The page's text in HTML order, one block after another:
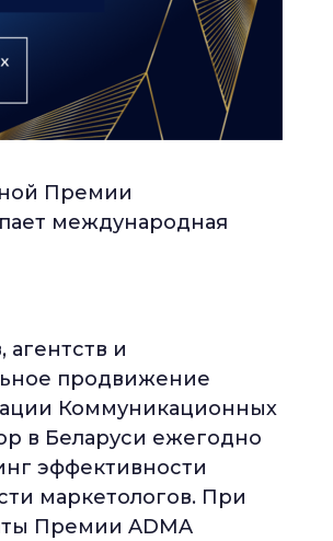
Премии
международная
и
продвижение
Коммуникационных
в Беларуси ежегодно
эффективности
маркетологов. При
Премии ADMA